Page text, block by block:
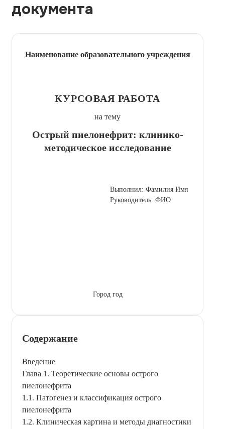
документа
Наименование образовательного учреждения
КУРСОВАЯ РАБОТА
на тему
Острый пиелонефрит: клинико-
методическое исследование
Выполнил: Фамилия Имя
Руководитель: ФИО
Город год
Содержание
Введение
Глава 1. Теоретические основы острого
пиелонефрита
1.1. Патогенез и классификация острого
пиелонефрита
1.2. Клиническая картина и методы диагностики